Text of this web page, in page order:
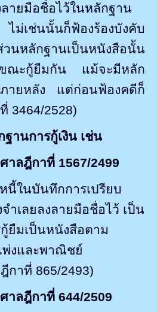
ายมือชื่อไว้ในหลักฐาน
ม่เช่นนั้นก็ฟ้องร้องบังคับ
วนหลักฐานเป็นหนังสือนั้น
ขณะกู้ยืมกัน แม้จะมีหลัก
ภายหลัง แต่ก่อนฟ้องคดีก็
3464/2528)
านการกู้เงิน เช่น
าลฎีกาที่ 1567/2499
นี้ในบันทึกการเปรียบ
ำเลยลงลายมือชื่อไว้ เป็น
ยืมเป็นหนังสือตาม
งและพาณิชย์
กาที่ 865/2493)
าลฎีกาที่ 644/2509